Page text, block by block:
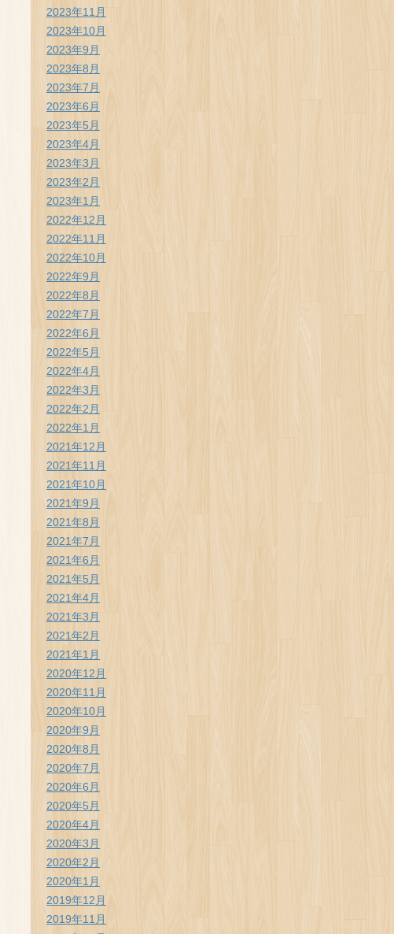
2023年11月
2023年10月
2023年9月
2023年8月
2023年7月
2023年6月
2023年5月
2023年4月
2023年3月
2023年2月
2023年1月
2022年12月
2022年11月
2022年10月
2022年9月
2022年8月
2022年7月
2022年6月
2022年5月
2022年4月
2022年3月
2022年2月
2022年1月
2021年12月
2021年11月
2021年10月
2021年9月
2021年8月
2021年7月
2021年6月
2021年5月
2021年4月
2021年3月
2021年2月
2021年1月
2020年12月
2020年11月
2020年10月
2020年9月
2020年8月
2020年7月
2020年6月
2020年5月
2020年4月
2020年3月
2020年2月
2020年1月
2019年12月
2019年11月